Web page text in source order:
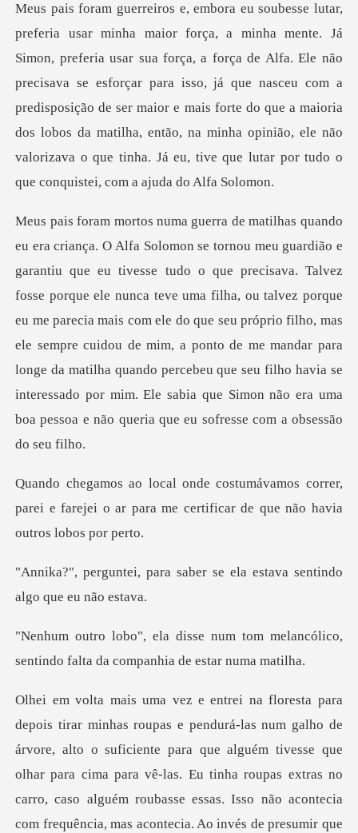
r minha maior força, a minha mente. Já
Simon, preferia usar sua força, a força de Alfa. Ele não
precisava se esforçar para isso, já que nasceu com a
predisposição de ser maior e mai
porque ele nunca teve uma filha, ou talvez porque
eu me parecia mais com ele do que seu próprio filho, mas
ele sempre cuidou de mim, a ponto de me mandar para
longe da
orrer,
parei e farejei o ar para me certific
saber se ela estava senti
tom melancólico,
sentindo falta d
vesse que
olhar para cima para vê-las. Eu tinha roupas extras no
carro, caso alguém roubasse essas. Isso não acontecia
com frequência, mas acontecia. Ao